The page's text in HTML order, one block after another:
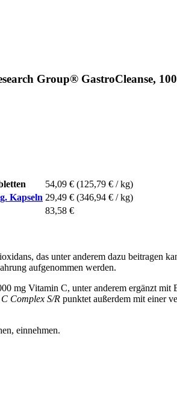
Group® GastroCleanse,
54,09 € (125,79 € / kg)
Kapseln 29,49 € (346,94 € / kg)
83,58 €
das unter anderem dazu beitragen
aufgenommen werden.
mg Vitamin C, unter anderem ergänzt
Complex S/R punktet außerdem mit einer
einnehmen.